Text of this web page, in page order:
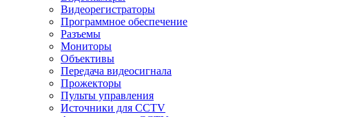
Видеорегистраторы
Программное обеспечение
Разъемы
Мониторы
Объективы
Передача видеосигнала
Прожекторы
Пульты управления
Источники для CCTV